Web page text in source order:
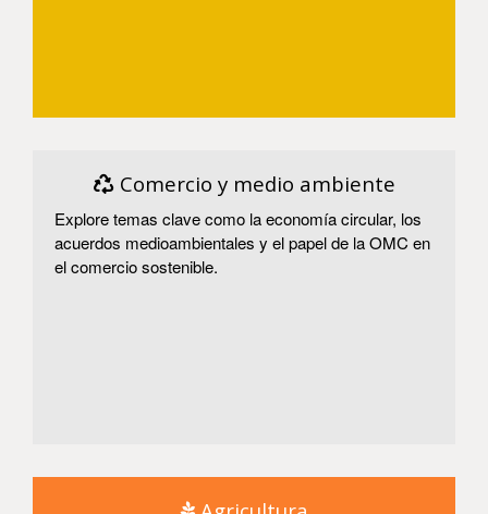
Comercio y medio ambiente
Explore temas clave como la economía circular, los
acuerdos medioambientales y el papel de la OMC en
el comercio sostenible.